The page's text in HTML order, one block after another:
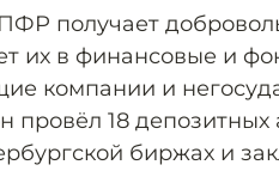
получает
их в финансовые и
компании и
провёл 18
биржах и